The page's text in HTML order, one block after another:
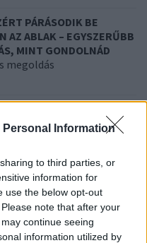
Personal Information
to third parties, or
information for
use the below opt-out
note that after your
continue seeing
information utilized by
PÁRÁSODIK BE
AZ ABLAK – EGYSZERŰBB
MINT GONDOLNÁD
megoldás
EZZEL LESZ
A VÍZKÖVES CSAP
HASZNÁLOD, AZ
UTALHAT